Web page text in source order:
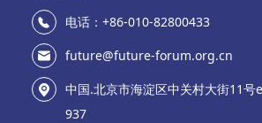
电话：+86-010-82800433
future@future-forum.org.cn
中国.北京市海淀区中关村大街11号
937